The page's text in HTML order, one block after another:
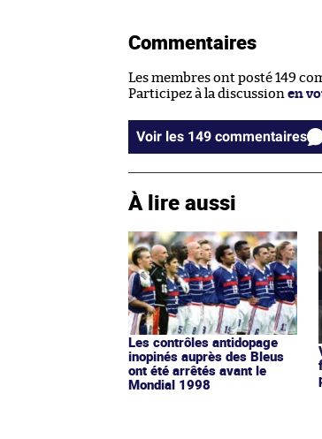
Commentaires
Les membres ont posté 149
Participez à la discussion en
Voir les 149 commentaires
À lire aussi
Les contrôles antidopage
inopinés auprès des Bleus
ont été arrêtés avant le
Mondial 1998